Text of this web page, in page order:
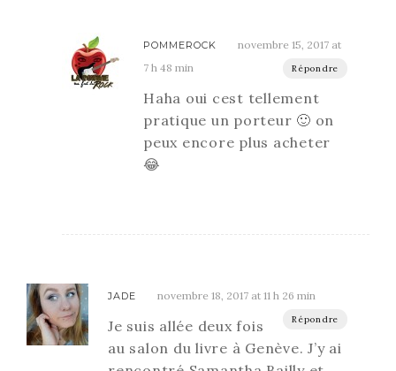
POMMEROCK
novembre 15, 2017 at
7 h 48 min
Répondre
Haha oui cest tellement
pratique un porteur 🙂 on
peux encore plus acheter
😂
JADE novembre 18, 2017 at 11 h 26 min
Répondre
Je suis allée deux fois
au salon du livre à Genève. J’y ai